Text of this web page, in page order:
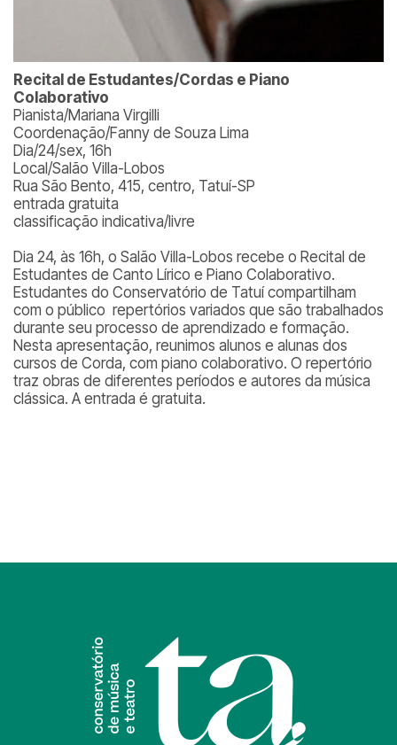
Recital de Estudantes/Cordas e Piano
Colaborativo
Pianista/Mariana Virgilli
Coordenação/Fanny de Souza Lima
Dia/24/sex, 16h
Local/Salão Villa-Lobos
Rua São Bento, 415, centro, Tatuí-SP
entrada gratuita
classificação indicativa/livre
Dia 24, às 16h, o Salão Villa-Lobos recebe o Recital de
Estudantes de Canto Lírico e Piano Colaborativo.
Estudantes do Conservatório de Tatuí compartilham
com o público repertórios variados que são trabalhados
durante seu processo de aprendizado e formação.
Nesta apresentação, reunimos alunos e alunas dos
cursos de Corda, com piano colaborativo. O repertório
traz obras de diferentes períodos e autores da música
clássica. A entrada é gratuita.